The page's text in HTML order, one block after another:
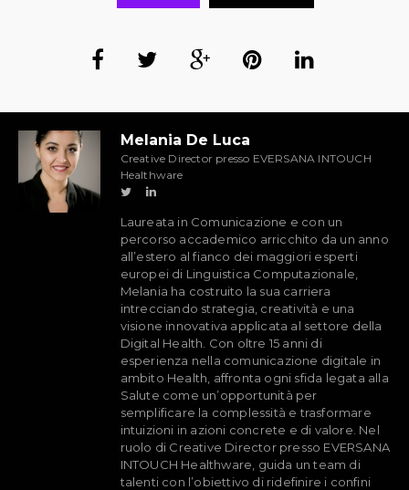
Melania De Luca
Creative Director presso EVERSANA INTOUCH
Healthware
Laureata in Comunicazione e con un
percorso accademico arricchito da un anno
all’estero al fianco dei maggiori esperti
europei di Linguistica Computazionale,
Melania ha costruito la sua carriera
intrecciando strategia, creatività e una
visione innovativa applicata al settore della
Digital Health. Con oltre 15 anni di
esperienza nella comunicazione digitale in
ambito Health, affronta ogni sfida legata alla
Salute come un’opportunità per
semplificare la complessità e trasformare
intuizioni in azioni concrete e di valore. Nel
ruolo di Creative Director presso EVERSANA
INTOUCH Healthware, guida un team di
talenti con l’obiettivo di ridefinire i confini